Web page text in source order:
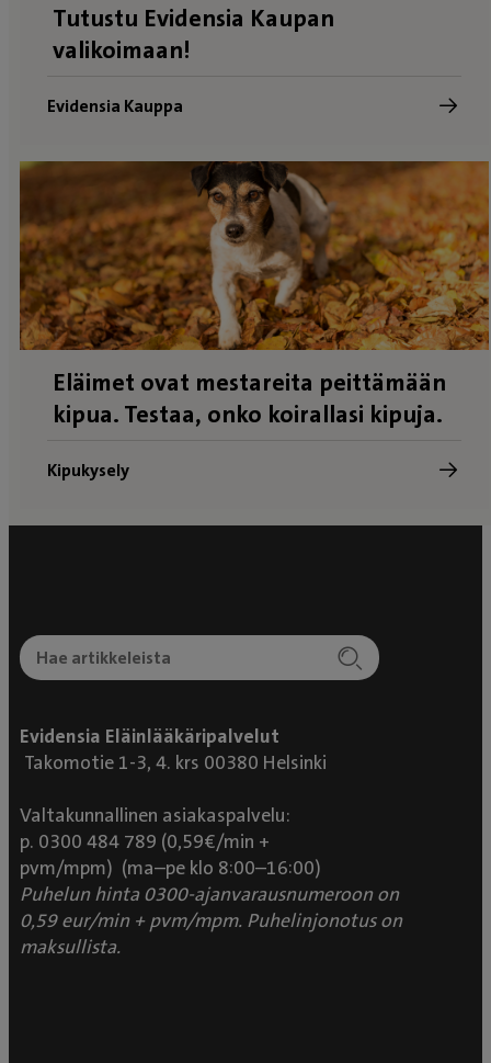
Tutustu Evidensia Kaupan
valikoimaan!
Evidensia Kauppa
Eläimet ovat mestareita peittämään
kipua. Testaa, onko koirallasi kipuja.
Kipukysely
Evidensia Eläinlääkäripalvelut
Takomotie 1-3, 4. krs 00380 Helsinki
Valtakunnallinen asiakaspalvelu:
p. 0300 484 789 (0,59€/min +
pvm/mpm) (ma–pe klo 8:00–16:00)
Puhelun hinta 0300-ajanvarausnumeroon on
0,59 eur/min + pvm/mpm. Puhelinjonotus on
maksullista.